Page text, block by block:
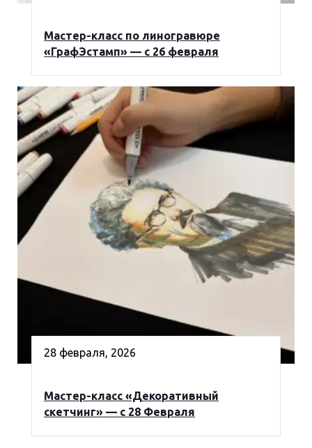
Мастер-класс по линогравюре
«ГрафЭстамп» — с 26 февраля
28 февраля, 2026
Мастер-класс «Декоративный
скетчинг» — с 28 Февраля